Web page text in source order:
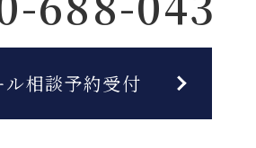
ル相談予約受付